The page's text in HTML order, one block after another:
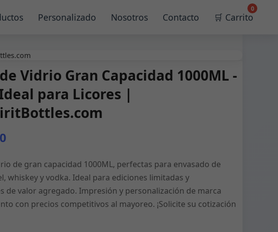
Personalizado Nosotros Contacto 🛒 Carrito
0
Vidrio Gran Capacidad 1000ML -
para Licores |
de gran capacidad 1000ML, perfectas para envasado de
whiskey y vodka. Ideal para ediciones limitadas y
de valor agregado. Impresión y personalización de marca
con precios competitivos al mayoreo. ¡Solicite su cotización